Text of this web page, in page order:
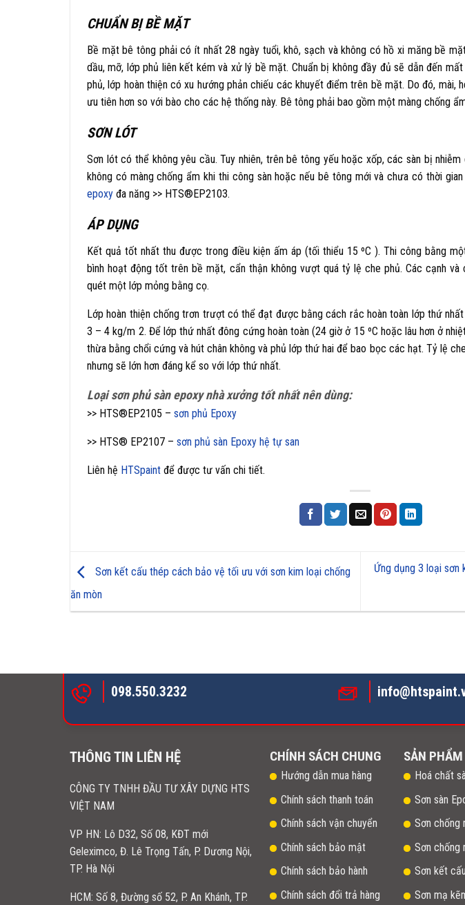
CHUẨN BỊ BỀ MẶT
Bề mặt bê tông phải có ít nhất 28 ngày tuổi, khô, sạch và không có hồ xi măng bề
dầu, mỡ, lớp phủ liên kết kém và xử lý bề mặt. Chuẩn bị không đầy đủ sẽ dẫn đến
phủ, lớp hoàn thiện có xu hướng phản chiếu các khuyết điểm trên bề mặt. Do đó, mài,
ưu tiên hơn so với bào cho các hệ thống này. Bê tông phải bao gồm một màng chống
SƠN LÓT
Sơn lót có thể không yêu cầu. Tuy nhiên, trên bê tông yếu hoặc xốp, các sàn bị
không có màng chống ẩm khi thi công sàn hoặc nếu bê tông mới và chưa có thời
epoxy đa năng >> HTS®EP2103.
ÁP DỤNG
Kết quả tốt nhất thu được trong điều kiện ấm áp (tối thiểu 15 ºC ). Thi công bằng
bình hoạt động tốt trên bề mặt, cẩn thận không vượt quá tỷ lệ che phủ. Các cạnh
quét một lớp mỏng bằng cọ.
Lớp hoàn thiện chống trơn trượt có thể đạt được bằng cách rắc hoàn toàn lớp thứ
3 – 4 kg/m 2. Để lớp thứ nhất đông cứng hoàn toàn (24 giờ ở 15 ºC hoặc lâu hơn ở
thừa bằng chổi cứng và hút chân không và phủ lớp thứ hai để bao bọc các hạt. Tỷ lệ
nhưng sẽ lớn hơn đáng kể so với lớp thứ nhất.
Loại sơn phủ sàn epoxy nhà xưởng tốt nhất nên dùng:
>> HTS®EP2105 – sơn phủ Epoxy
>> HTS® EP2107 – sơn phủ sàn Epoxy hệ tự san
Liên hệ HTSpaint để được tư vấn chi tiết.
Sơn kết cấu thép cách bảo vệ tối ưu với sơn kim loại chống
ăn mòn
Ứng dụng 3 loại sơn
098.550.3232
THÔNG TIN LIÊN HỆ
CÔNG TY TNHH ĐẦU TƯ XÂY DỰNG HTS
VIỆT NAM
VP HN: Lô D32, Số 08, KĐT mới
Geleximco, Đ. Lê Trọng Tấn, P. Dương Nội,
TP. Hà Nội
HCM: Số 8, Đường số 52, P. An Khánh, TP.
CHÍNH SÁCH CHUNG
Hướng dẫn mua hàng
Chính sách thanh toán
Chính sách vận chuyển
Chính sách bảo mật
Chính sách bảo hành
Chính sách đổi trả hàng
SẢN PHẨM
Hoá chất
Sơn sàn
Sơn chống
Sơn chống
Sơn kết cấu
Sơn mạ